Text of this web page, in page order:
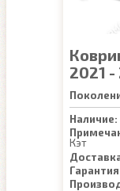
2021 -
Наличие:
Кэт